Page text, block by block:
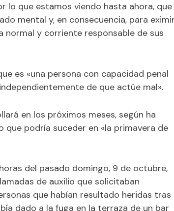
lo que estamos viendo hasta ahora, que
mental y, en consecuencia, para eximir
normal y corriente responsable de sus
es «una persona con capacidad penal
de que actúe mal».
en los próximos meses, según ha
que podría suceder en «la primavera de
del pasado domingo, 9 de octubre,
de auxilio que solicitaban
que habían resultado heridas tras
dado a la fuga en la terraza de un bar